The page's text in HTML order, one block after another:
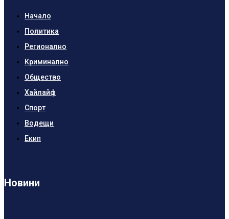
Начало
Политика
Регионално
Криминално
Общество
Хайлайф
Спорт
Водещи
Екип
Новини